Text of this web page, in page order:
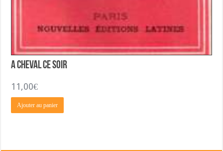
A Cheval ce Soir
11,00€
Ajouter au panier